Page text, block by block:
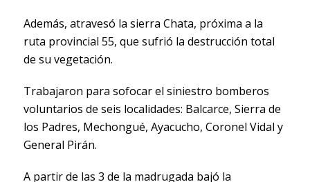
Además, atravesó la sierra Chata, próxima a la
ruta provincial 55, que sufrió la destrucción total
de su vegetación.
Trabajaron para sofocar el siniestro bomberos
voluntarios de seis localidades: Balcarce, Sierra de
los Padres, Mechongué, Ayacucho, Coronel Vidal y
General Pirán.
A partir de las 3 de la madrugada bajó la